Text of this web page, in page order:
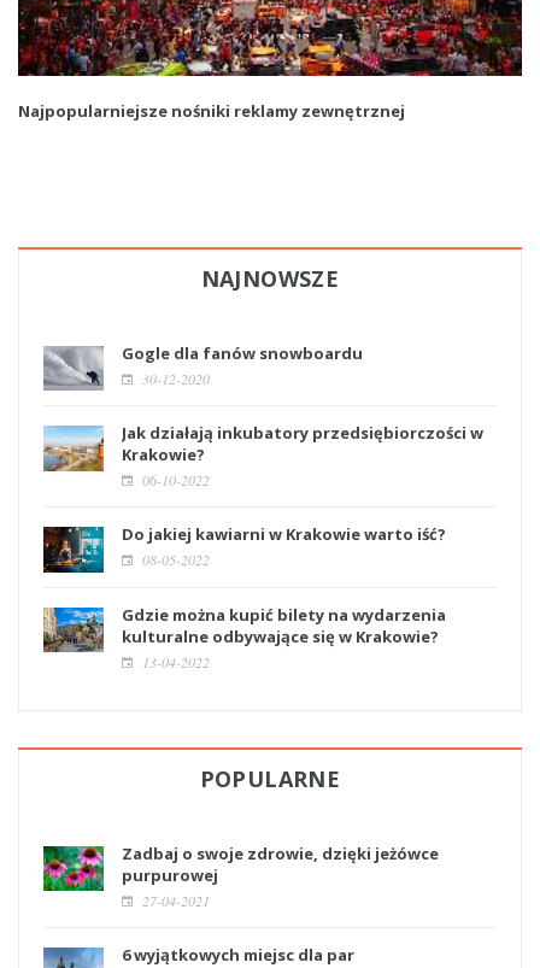
Najpopularniejsze nośniki reklamy zewnętrznej
NAJNOWSZE
Gogle dla fanów snowboardu
30-12-2020
Jak działają inkubatory przedsiębiorczości w
Krakowie?
06-10-2022
Do jakiej kawiarni w Krakowie warto iść?
08-05-2022
Gdzie można kupić bilety na wydarzenia
kulturalne odbywające się w Krakowie?
13-04-2022
POPULARNE
Zadbaj o swoje zdrowie, dzięki jeżówce
purpurowej
27-04-2021
6 wyjątkowych miejsc dla par